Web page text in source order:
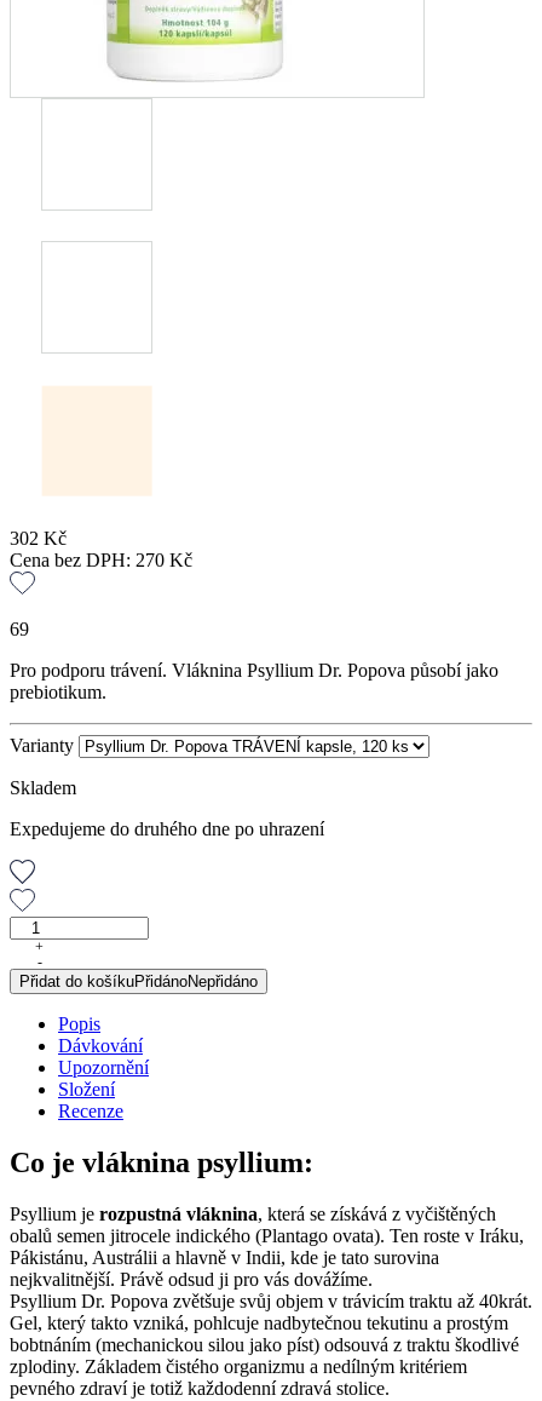
302 Kč
Cena bez DPH: 270 Kč
69
Pro podporu trávení. Vláknina Psyllium Dr. Popova působí jako
prebiotikum.
Varianty
Skladem
Expedujeme do druhého dne po uhrazení
Psyllium
Popova
TRÁVENÍ
kapsle,
množství
+
-
Přidat do košíkuPřidánoNepřidáno
Popis
Dávkování
Upozornění
Složení
Recenze
Co je vláknina psyllium:
Psyllium je rozpustná vláknina, která se získává z vyčištěných
obalů semen jitrocele indického (Plantago ovata). Ten roste v Iráku,
Pákistánu, Austrálii a hlavně v Indii, kde je tato surovina
nejkvalitnější. Právě odsud ji pro vás dovážíme.
Psyllium Dr. Popova zvětšuje svůj objem v trávicím traktu až 40krát.
Gel, který takto vzniká, pohlcuje nadbytečnou tekutinu a prostým
bobtnáním (mechanickou silou jako píst) odsouvá z traktu škodlivé
zplodiny. Základem čistého organizmu a nedílným kritériem
pevného zdraví je totiž každodenní zdravá stolice.